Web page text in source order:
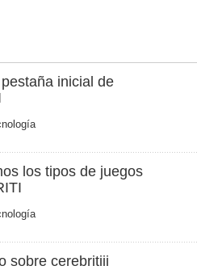
inicial de
los tipos de juegos
sobre cerebritiii